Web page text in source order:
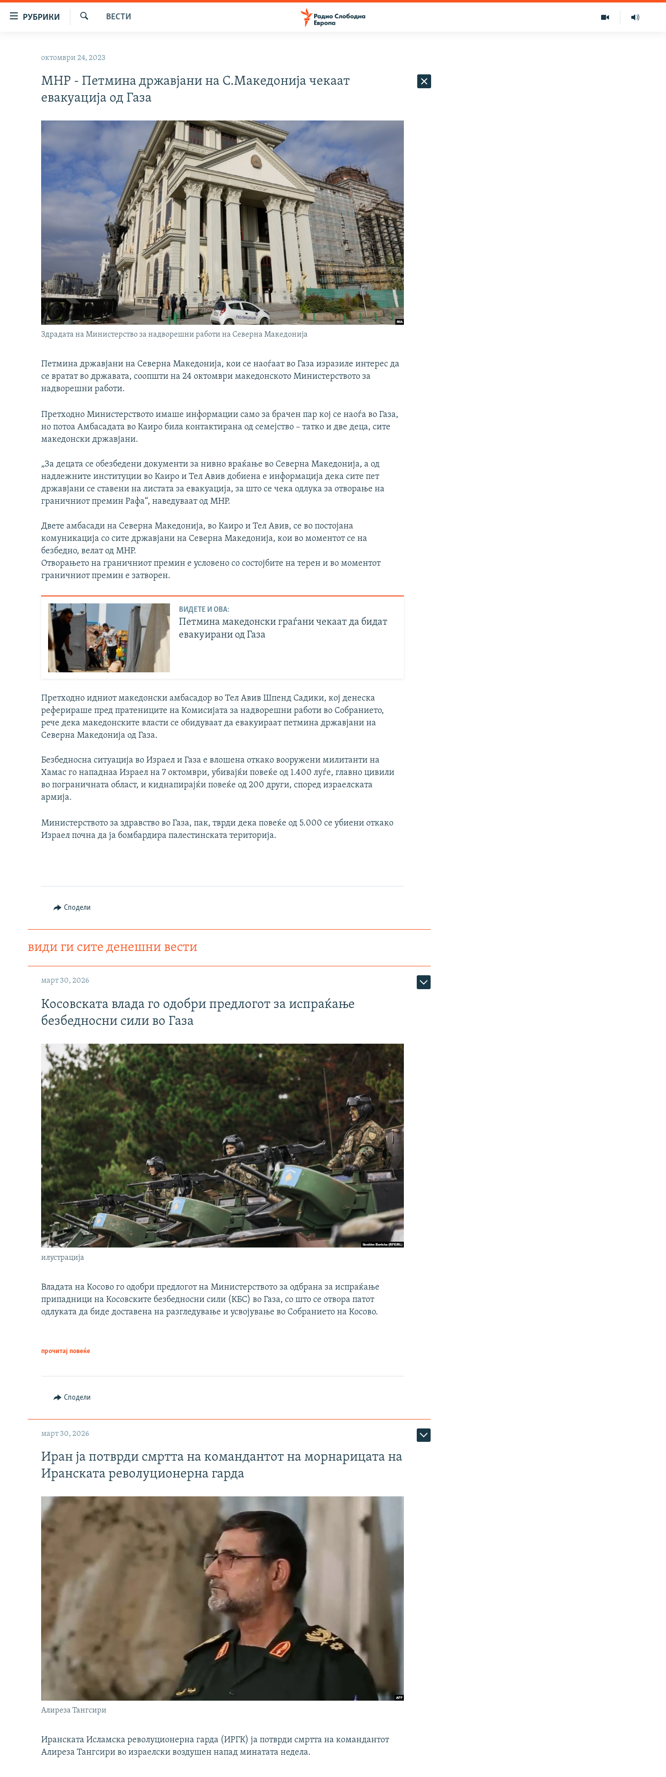
пребарување
РУБРИКИ
ВИЗУЕЛНО
ПРИЈАВИ СЕ ЗА ЊУЗЛЕТЕР
ПОДКАСТ ЗОШТО?
ВЕСТИ
октомври 24, 2023
МНР - Петмина државјани на С.Македонија чекаат
евакуација од Газа
Здрадата на Министерство за надворешни работи на Северна Македонија
Петмина државјани на Северна Македонија, кои се наоѓаат во Газа изразиле интерес да
се вратат во државата, соопшти на 24 октомври македонското Министерството за
надворешни работи.
Претходно Министерството имаше информации само за брачен пар кој се наоѓа во Газа,
но потоа Амбасадата во Каиро била контактирана од семејство – татко и две деца, сите
македонски државјани.
„За децата се обезбедени документи за нивно враќање во Северна Македонија, а од
надлежните институции во Каиро и Тел Авив добиена е информација дека сите пет
државјани се ставени на листата за евакуација, за што се чека одлука за отворање на
граничниот премин Рафа“, наведуваат од МНР.
Двете амбасади на Северна Македонија, во Каиро и Тел Авив, се во постојана
комуникација со сите државјани на Северна Македонија, кои во моментот се на
безбедно, велат од МНР.
Отворањето на граничниот премин е условено со состојбите на терен и во моментот
граничниот премин е затворен.
ВИДЕТЕ И ОВА:
Петмина македонски граѓани чекаат да бидат
евакуирани од Газа
Претходно идниот македонски амбасадор во Тел Авив Шпенд Садики, кој денеска
реферираше пред пратениците на Комисијата за надворешни работи во Собранието,
рече дека македонските власти се обидуваат да евакуираат петмина државјани на
Северна Македонија од Газа.
Безбедносна ситуација во Израел и Газа е влошена откако вооружени милитанти на
Хамас го нападнаа Израел на 7 октомври, убивајќи повеќе од 1.400 луѓе, главно цивили
во пограничната област, и киднапирајќи повеќе од 200 други, според израелската
армија.
Министерството за здравство во Газа, пак, тврди дека повеќе од 5.000 се убиени откако
Израел почна да ја бомбардира палестинската територија.
Сподели
види ги сите денешни вести
март 30, 2026
Косовската влада го одобри предлогот за испраќање
безбедносни сили во Газа
илустрација
Владата на Косово го одобри предлогот на Министерството за одбрана за испраќање
припадници на Косовските безбедносни сили (КБС) во Газа, со што се отвора патот
одлуката да биде доставена на разгледување и усвојување во Собранието на Косово.
прочитај повеќе
Сподели
март 30, 2026
Иран ја потврди смртта на командантот на морнарицата на
Иранската револуционерна гарда
Алиреза Тангсири
Иранската Исламска револуционерна гарда (ИРГК) ја потврди смртта на командантот
Алиреза Тангсири во израелски воздушен напад минатата недела.